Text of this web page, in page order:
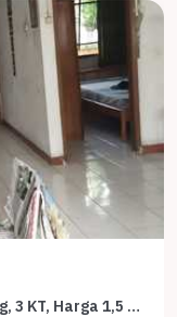
Hunian Favorit di Kopo Permai, Bandung, 3 KT, Harga 1,5 Miliar